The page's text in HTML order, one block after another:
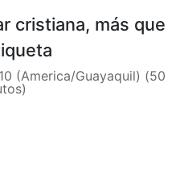
cristiana, más que
(America/Guayaquil) (50
)